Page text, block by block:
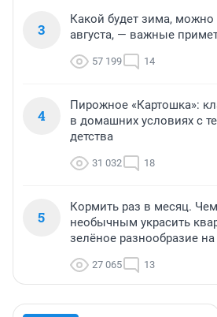
3
Какой будет зима, можно
августа, — важные
57 199 14
4
Пирожное «Картошка»:
в домашних условиях с
детства
31 032 18
5
Кормить раз в месяц.
необычным украсить
зелёное разнообразие
27 065 13